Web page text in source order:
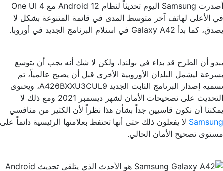
أصدرت Samsung اليوم تحديثاً لنظام Android 12 مع One UI 4
في الأعلى لهاتف آخر متوسط المدى في قائمة المتنوعة بشكل لا
يصدق، كما بدأ Galaxy A42 في استلام البرنامج الجديد في أوروبا.
يبدو أن الطرح قد بداء في بولندا، ولكن لا شك أنه يجب أن يتوسع
بسرعة ليشمل البلدان الأوروبية الأخرى قبل أن يصبح عالمياً، تم
تسمية إصدار البرنامج الثابت الجديد A426BXXU3CUL9، ويحتوى
التحديث على تصحيحات الأمان لشهر ديسمبر 2021 ومع ذلك لا
يمكننا أن نكون قاسيين جداً بشأن هذا نظراً لأن الكثير من منافسي
Samsung لا يفعلون ذلك حتى أنها تحتفظ بعلامتها الرئيسية دائماً على
مستوى تصحيح الأمان الحالي.